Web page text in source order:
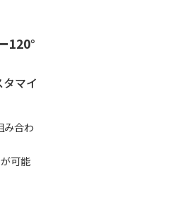
120°
マイ
み合わ
可能